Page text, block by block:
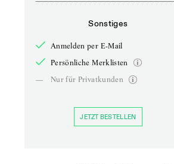
Sonstiges
Anmelden per E-Mail
Persönliche Merklisten
—
Nur für Privatkunden
JETZT BESTELLEN